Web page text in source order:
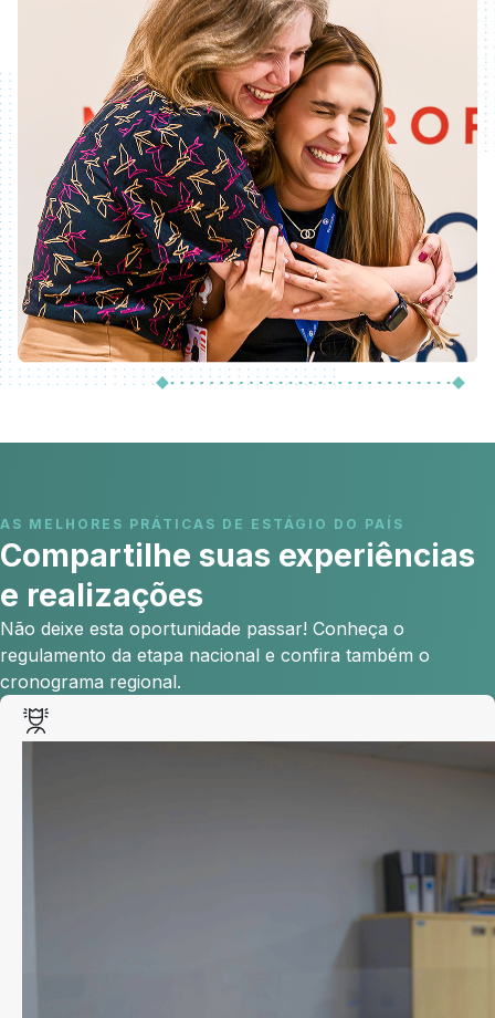
AS MELHORES PRÁTICAS DE ESTÁGIO DO PAÍS
Compartilhe suas experiências
e realizações
Não deixe esta oportunidade passar! Conheça o
regulamento da etapa nacional e confira também o
cronograma regional.